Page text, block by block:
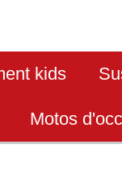
kids
Motos